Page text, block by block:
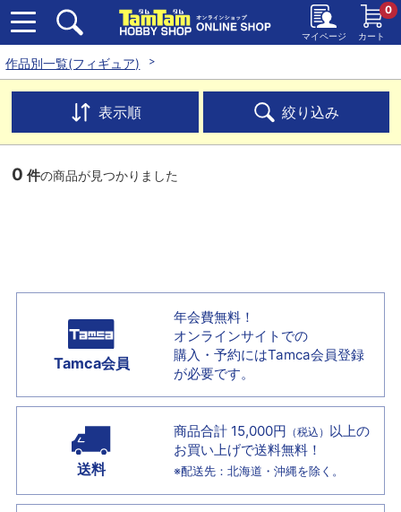
マイページ カート
0
作品別一覧(フィギュア)
表示順 絞り込み
0 件の商品が見つかりました
Tamca会員
年会費無料！
オンラインサイトでの
購入・予約にはTamca会員登録
が必要です。
送料
商品合計 15,000円 （税込） 以上の
お買い上げで送料無料！
※配送先：北海道・沖縄を除く。